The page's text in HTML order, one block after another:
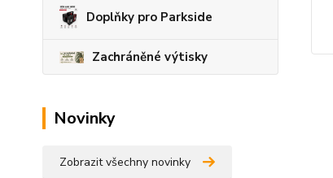
Doplňky pro Parkside
Zachráněné výtisky
Novinky
Zobrazit všechny novinky